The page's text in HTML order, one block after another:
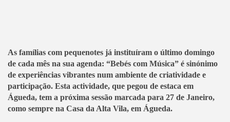
As famílias com pequenotes já instituíram o último domingo
de cada mês na sua agenda: “Bebés com Música” é sinónimo
de experiências vibrantes num ambiente de criatividade e
participação. Esta actividade, que pegou de estaca em
Águeda, tem a próxima sessão marcada para 27 de Janeiro,
como sempre na Casa da Alta Vila, em Águeda.